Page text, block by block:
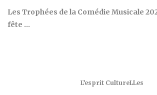
Les Trophées de la Comédie Musicale
fête …
L’esprit CultureLLes